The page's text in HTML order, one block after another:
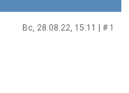
Вс, 28.08.22, 15:11 | # 1